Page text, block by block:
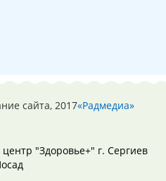
сайта, 2017«Радмедиа»
"Здоровье+" г. Сергиев